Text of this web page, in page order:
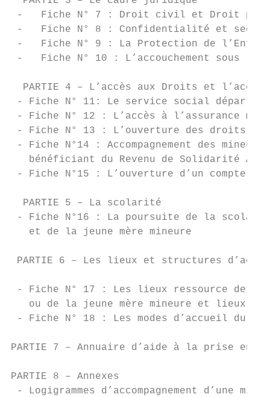
-   Fiche N° 7 : Droit civil et Droit
-   Fiche N° 8 : Confidentialité et
-   Fiche N° 9 : La Protection de
-   Fiche N° 10 : L’accouchement
PARTIE 4 – L’accès aux Droits et
- Fiche N° 11: Le service social
- Fiche N° 12 : L’accès à l’assurance
- Fiche N° 13 : L’ouverture des droits
- Fiche N°14 : Accompagnement des
bénéficiant du Revenu de Solidarité
- Fiche N°15 : L’ouverture d’un
  PARTIE 5 – La scolarité
- Fiche N°16 : La poursuite de la
et de la jeune mère mineure
PARTIE 6 – Les lieux et structures
- Fiche N° 17 : Les lieux ressource de
ou de la jeune mère mineure et lieux
- Fiche N° 18 : Les modes
PARTIE 7 – Annuaire d’aide à la prise en
PARTIE 8 – Annexes
- Logigrammes d’accompagnement d’une